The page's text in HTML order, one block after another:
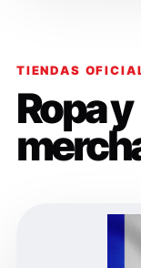
TIENDAS
Ropa y